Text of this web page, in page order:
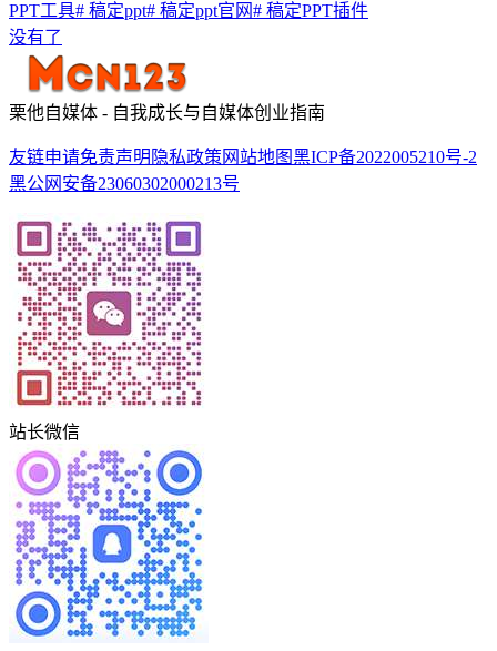
PPT工具# 稿定ppt# 稿定ppt官网# 稿定PPT插件
没有了
栗他自媒体 - 自我成长与自媒体创业指南
友链申请免责声明 隐私政策 网站地图黑ICP备2022005210号-2
黑公网安备23060302000213号
站长微信